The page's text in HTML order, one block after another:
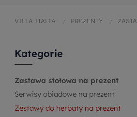
VILLA ITALIA PREZENTY
Kategorie
Zastawa stołowa na prezent
Serwisy obiadowe na prezent
Zestawy do herbaty na prezent